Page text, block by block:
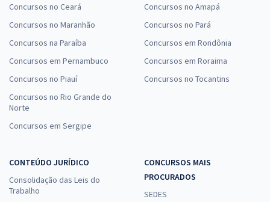
Concursos no Ceará
Concursos no Maranhão
Concursos na Paraíba
Concursos em Pernambuco
Concursos no Piauí
Concursos no Rio Grande do
Norte
Concursos em Sergipe
Concursos no Amapá
Concursos no Pará
Concursos em Rondônia
Concursos em Roraima
Concursos no Tocantins
CONTEÚDO JURÍDICO
Consolidação das Leis do
Trabalho
CONCURSOS MAIS
PROCURADOS
SEDES